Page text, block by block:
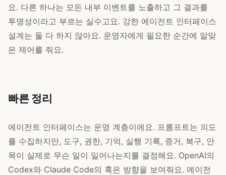
요. 다른 하나는 모든 내부 이벤트를 노출하고 그 결과를
투명성이라고 부르는 실수고요. 강한 에이전트 인터페이스
설계는 둘 다 하지 않아요. 운영자에게 필요한 순간에 알맞
은 제어를 줘요.
빠른 정리
에이전트 인터페이스는 운영 계층이에요. 프롬프트는 의도
를 수집하지만, 도구, 권한, 기억, 실행 기록, 증거, 복구, 안
목이 실제로 무슨 일이 일어나는지를 결정해요. OpenAI의
Codex와 Claude Code의 훅은 방향을 보여줘요. 에이전